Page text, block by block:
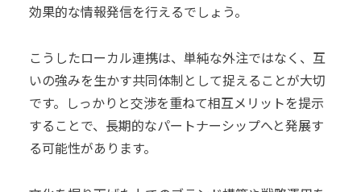
効果的な情報発信を行えるでしょう。
こうしたローカル連携は、単純な外注ではなく、互
いの強みを生かす共同体制として捉えることが大切
です。しっかりと交渉を重ねて相互メリットを提示
することで、長期的なパートナーシップへと発展す
る可能性があります。